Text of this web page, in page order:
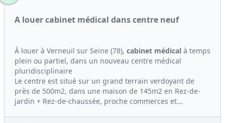
A louer cabinet médical dans centre neuf
À louer à Verneuil sur Seine (78), cabinet médical à temps
plein ou partiel, dans un nouveau centre médical
pluridisciplinaire
Le centre est situé sur un grand terrain verdoyant de
près de 500m2, dans une maison de 145m2 en Rez-de-
jardin + Rez-de-chaussée, proche commerces et...